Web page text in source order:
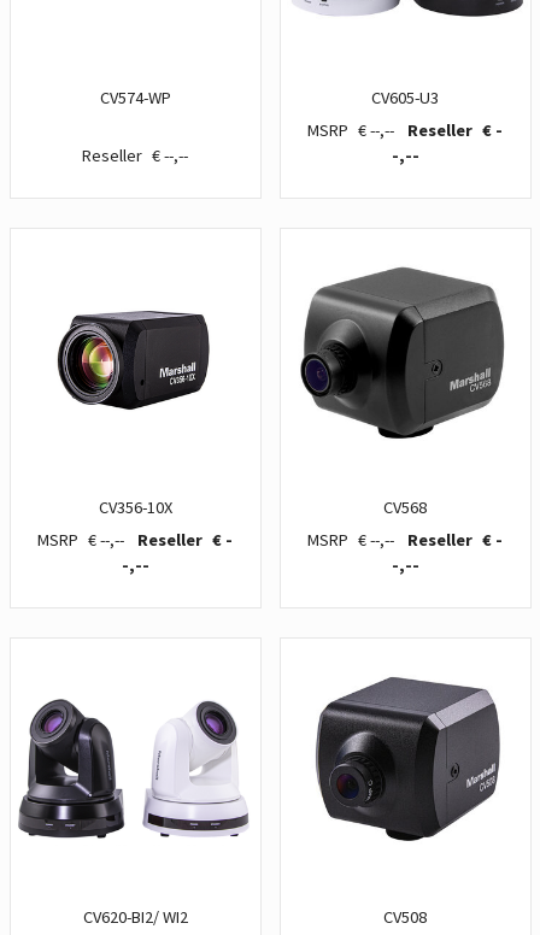
CV574-WP
€ --,--
CV605-U3
€ --,--
€ -
-,--
CV356-10X
€ --,--
€ -
-,--
CV568
€ --,--
€ -
-,--
CV620-BI2/ WI2
CV508